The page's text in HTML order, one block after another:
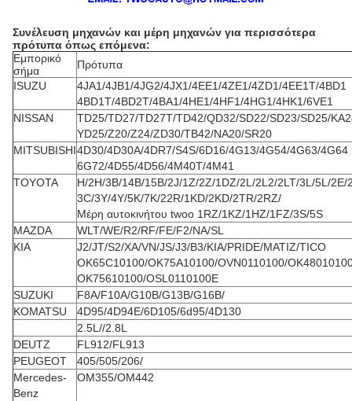
Συνέλευση μηχανών και μέρη μηχανών για περισσότερα
πρότυπα όπως επόμενα:
Εμπορικό
σήμα
Πρότυπα
ISUZU
4JA1/4JB1/4JG2/4JX1/4EE1/4ZE1/4ZD1/4EE1T/4BD1
4BD1T/4BD2T/4BA1/4HE1/4HF1/4HG1/4HK1/6VE1
NISSAN
TD25/TD27/TD27T/TD42/QD32/SD22/SD23/SD25/
YD25/Z20/Z24/ZD30/TB42/NA20/SR20
MITSUBISHI4D30/4D30A/4DR7/S4S/6D16/4G13/4G54/4G63/4G64
6G72/4D55/4D56/4M40T/4M41
TOYOTA
H/2H/3B/14B/15B/2J/1Z/2Z/1DZ/2L/2L2/2LT/3L/5L/2E/
3C/3Y/4Y/5K/7K/22R/1KD/2KD/2TR/2RZ/
Μέρη αυτοκινήτου twoo 1RZ/1KZ/1HZ/1FZ/3S/5S
MAZDA
WLT/WE/R2/RF/FE/F2/NA/SL
KIA
J2/JT/S2/XA/VN/JS/J3/B3/KIA/PRIDE/MATIZ/TICO
OK65C10100/OK75A10100/OVN0110100/
OK75610100/OSL0110100E
SUZUKI
F8A/F10A/G10B/G13B/G16B/
KOMATSU
4D95/4D94E/6D105/6d95/4D130
2.5L//2.8L
DEUTZ
FL912/FL913
PEUGEOT
405/505/206/
Mercedes-
Benz
OM355/OM442